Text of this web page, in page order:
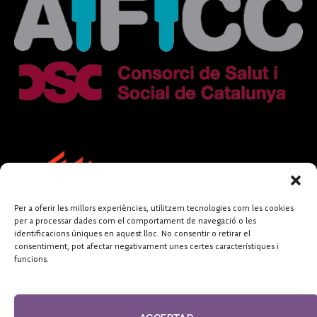
Per a oferir les millors experiències, utilitzem tecnologies com les cookies
per a processar dades com el comportament de navegació o les
identificacions úniques en aquest lloc. No consentir o retirar el
consentiment, pot afectar negativament unes certes característiques i
funcions.
FUNDACIÓ